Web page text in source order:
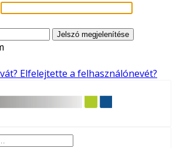
Jelszó megjelenítése
Elfelejtette a felhasználónevét?